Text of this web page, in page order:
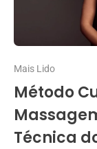
Mais Lido
Método
Técnica